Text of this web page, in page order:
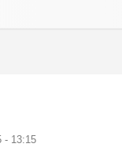
- 13:15